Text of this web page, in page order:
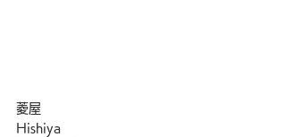
菱屋
Hishiya